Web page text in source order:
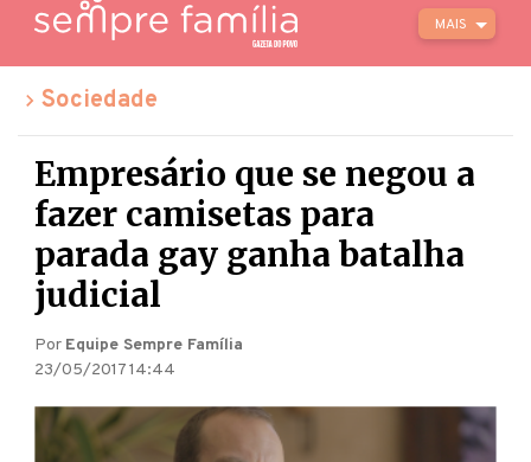
MAIS
Sociedade
Empresário que se negou a
fazer camisetas para
parada gay ganha batalha
judicial
Por Equipe Sempre Família
23/05/2017 14:44